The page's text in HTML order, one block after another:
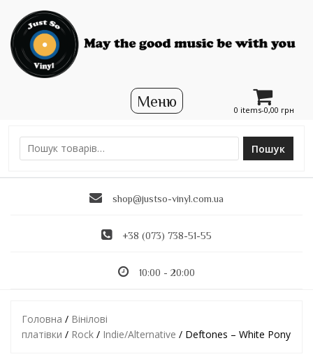
0 items-0,00 грн
Ш
Пошук
shop@justso-vinyl.com.ua
+38 (073) 738-51-55
10:00 - 20:00
Головна / Вінілові
платівки / Rock / Indie/Alternative / Deftones – White Pony